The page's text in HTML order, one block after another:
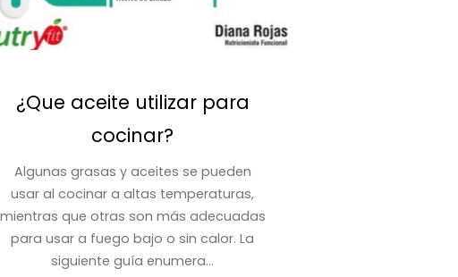
¿Que aceite utilizar para
cocinar?
Algunas grasas y aceites se pueden
usar al cocinar a altas temperaturas,
mientras que otras son más adecuadas
para usar a fuego bajo o sin calor. La
siguiente guía enumera...